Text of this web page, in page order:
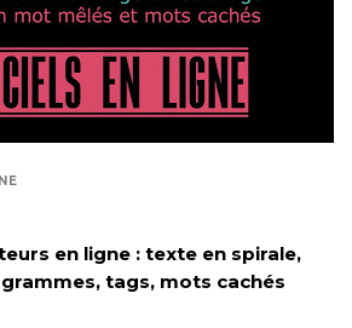
en ligne : texte en spirale,
tags, mots cachés